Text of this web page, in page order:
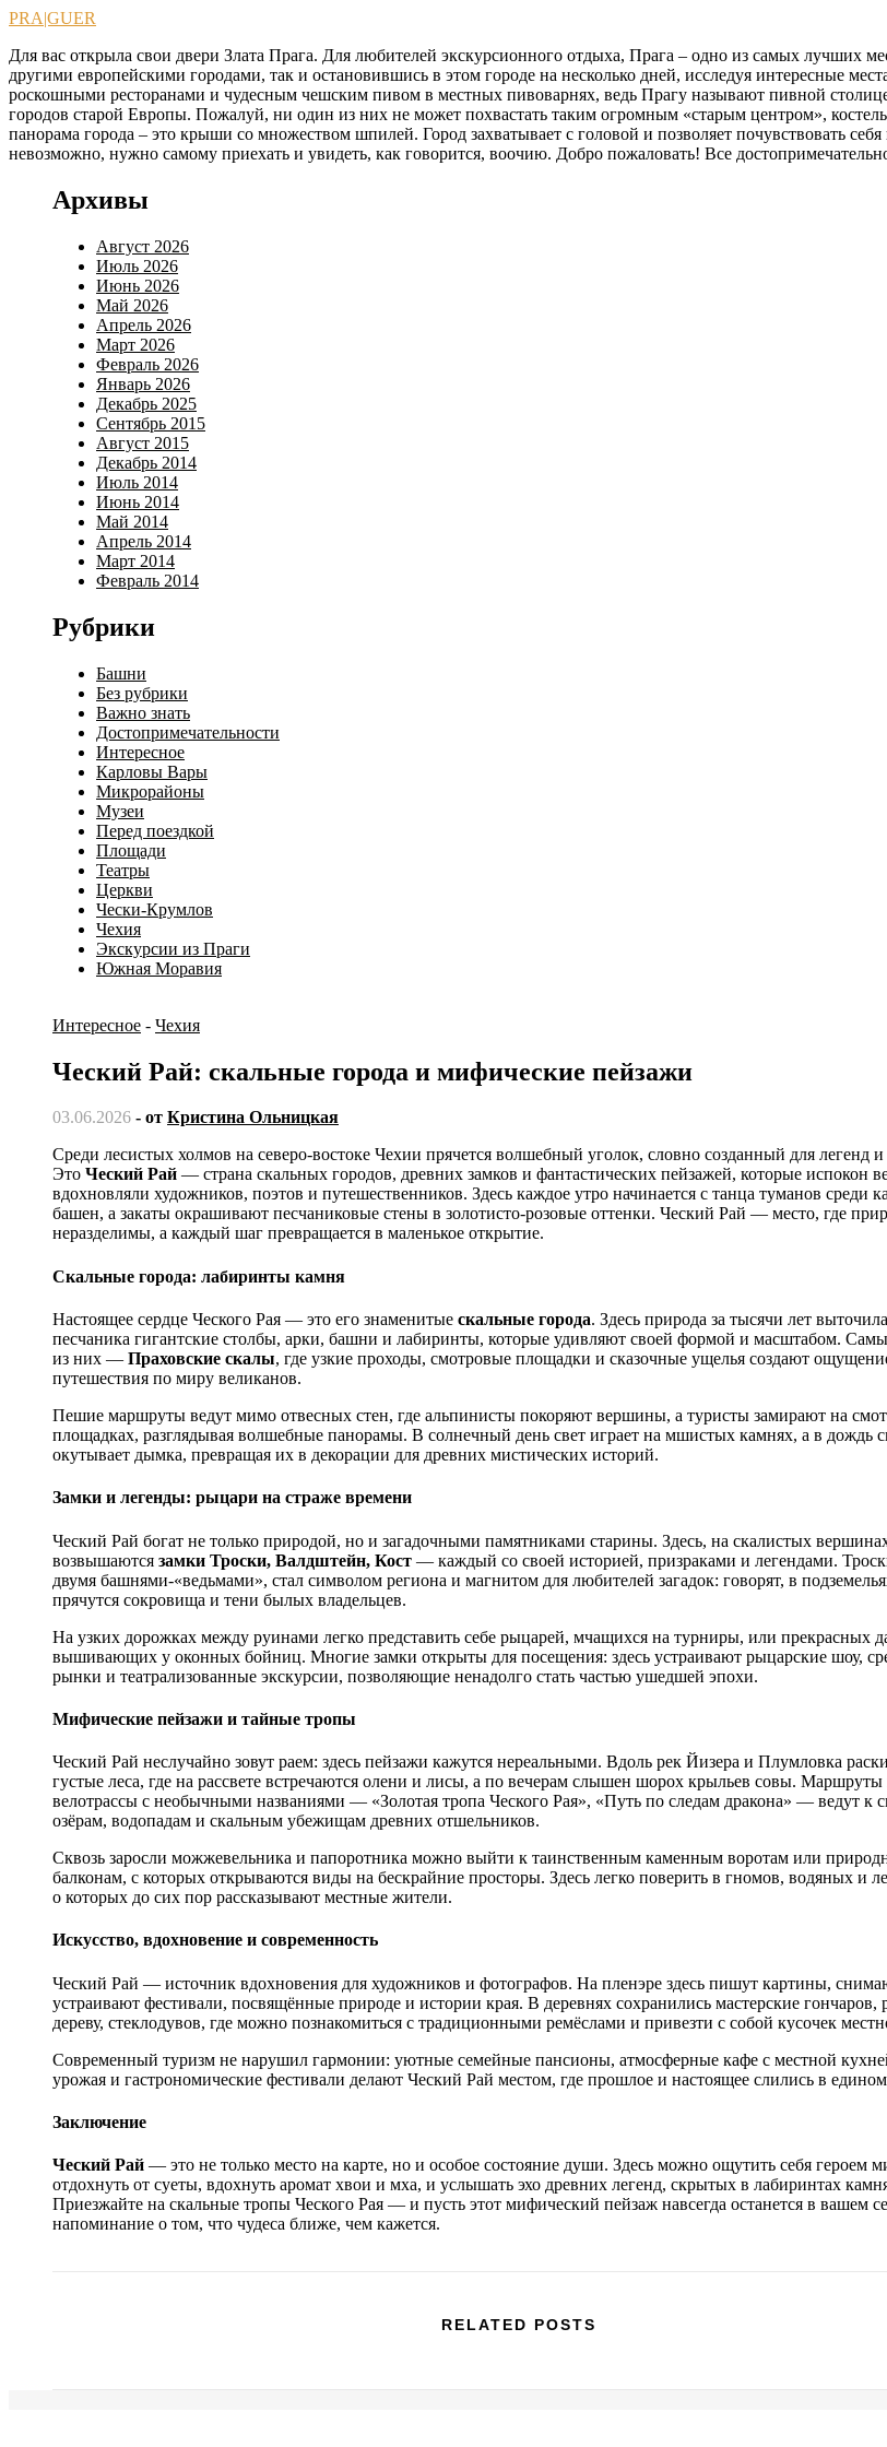
Перейти
содержимому
PRA|GUER
Для вас открыла свои двери Злата Прага. Для любителей экскурсионного отдыха, Прага – одно из самых лучших
другими европейскими городами, так и остановившись в этом городе на несколько дней, исследуя интересные
роскошными ресторанами и чудесным чешским пивом в местных пивоварнях, ведь Прагу называют пивной
городов старой Европы. Пожалуй, ни один из них не может похвастать таким огромным «старым центром»,
панорама города – это крыши со множеством шпилей. Город захватывает с головой и позволяет почувствовать
невозможно, нужно самому приехать и увидеть, как говорится, воочию. Добро пожаловать! Все
Архивы
Август 2026
Июль 2026
Июнь 2026
Май 2026
Апрель 2026
Март 2026
Февраль 2026
Январь 2026
Декабрь 2025
Сентябрь 2015
Август 2015
Декабрь 2014
Июль 2014
Июнь 2014
Май 2014
Апрель 2014
Март 2014
Февраль 2014
Рубрики
Башни
Без рубрики
Важно знать
Достопримечательности
Интересное
Карловы Вары
Микрорайоны
Музеи
Перед поездкой
Площади
Театры
Церкви
Чески-Крумлов
Чехия
Экскурсии из Праги
Южная Моравия
Интересное - Чехия
Ческий Рай: скальные города и мифические пейзажи
03.06.2026 - от Кристина Ольницкая
Среди лесистых холмов на северо-востоке Чехии прячется волшебный уголок, словно созданный для легенд и
Это Ческий Рай — страна скальных городов, древних замков и фантастических пейзажей, которые испокон
вдохновляли художников, поэтов и путешественников. Здесь каждое утро начинается с танца туманов среди
башен, а закаты окрашивают песчаниковые стены в золотисто-розовые оттенки. Ческий Рай — место, где
неразделимы, а каждый шаг превращается в маленькое открытие.
Скальные города: лабиринты камня
Настоящее сердце Ческого Рая — это его знаменитые скальные города. Здесь природа за тысячи лет
песчаника гигантские столбы, арки, башни и лабиринты, которые удивляют своей формой и масштабом.
из них — Праховские скалы, где узкие проходы, смотровые площадки и сказочные ущелья создают
путешествия по миру великанов.
Пешие маршруты ведут мимо отвесных стен, где альпинисты покоряют вершины, а туристы замирают на
площадках, разглядывая волшебные панорамы. В солнечный день свет играет на мшистых камнях, а в дождь
окутывает дымка, превращая их в декорации для древних мистических историй.
Замки и легенды: рыцари на страже времени
Ческий Рай богат не только природой, но и загадочными памятниками старины. Здесь, на скалистых
возвышаются замки Троски, Валдштейн, Кост — каждый со своей историей, призраками и легендами.
двумя башнями-«ведьмами», стал символом региона и магнитом для любителей загадок: говорят, в
прячутся сокровища и тени былых владельцев.
На узких дорожках между руинами легко представить себе рыцарей, мчащихся на турниры, или прекрасных
вышивающих у оконных бойниц. Многие замки открыты для посещения: здесь устраивают рыцарские шоу,
рынки и театрализованные экскурсии, позволяющие ненадолго стать частью ушедшей эпохи.
Мифические пейзажи и тайные тропы
Ческий Рай неслучайно зовут раем: здесь пейзажи кажутся нереальными. Вдоль рек Йизера и Плумловка
густые леса, где на рассвете встречаются олени и лисы, а по вечерам слышен шорох крыльев совы. Маршруты
велотрассы с необычными названиями — «Золотая тропа Ческого Рая», «Путь по следам дракона» — ведут к
озёрам, водопадам и скальным убежищам древних отшельников.
Сквозь заросли можжевельника и папоротника можно выйти к таинственным каменным воротам или
балконам, с которых открываются виды на бескрайние просторы. Здесь легко поверить в гномов, водяных и
о которых до сих пор рассказывают местные жители.
Искусство, вдохновение и современность
Ческий Рай — источник вдохновения для художников и фотографов. На пленэре здесь пишут картины,
устраивают фестивали, посвящённые природе и истории края. В деревнях сохранились мастерские гончаров,
дереву, стеклодувов, где можно познакомиться с традиционными ремёслами и привезти с собой кусочек
Современный туризм не нарушил гармонии: уютные семейные пансионы, атмосферные кафе с местной
урожая и гастрономические фестивали делают Ческий Рай местом, где прошлое и настоящее слились в
Заключение
Ческий Рай — это не только место на карте, но и особое состояние души. Здесь можно ощутить себя героем
отдохнуть от суеты, вдохнуть аромат хвои и мха, и услышать эхо древних легенд, скрытых в лабиринтах
Приезжайте на скальные тропы Ческого Рая — и пусть этот мифический пейзаж навсегда останется в вашем
напоминание о том, что чудеса ближе, чем кажется.
RELATED POSTS